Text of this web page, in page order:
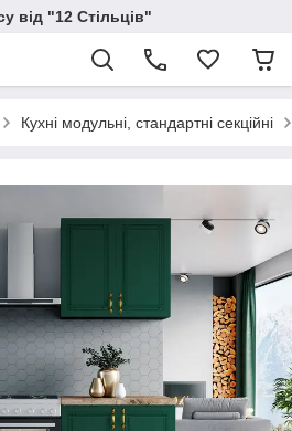
від "12 Стільців"
Кухні модульні, стандартні секційні